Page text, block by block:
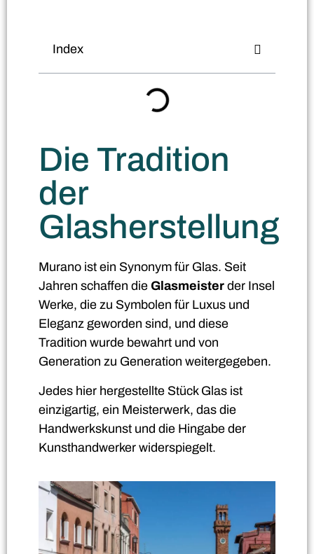
Index
Die Tradition
der
Glasherstellung
Murano ist ein Synonym für Glas. Seit
Jahren schaffen die Glasmeister der Insel
Werke, die zu Symbolen für Luxus und
Eleganz geworden sind, und diese
Tradition wurde bewahrt und von
Generation zu Generation weitergegeben.
Jedes hier hergestellte Stück Glas ist
einzigartig, ein Meisterwerk, das die
Handwerkskunst und die Hingabe der
Kunsthandwerker widerspiegelt.